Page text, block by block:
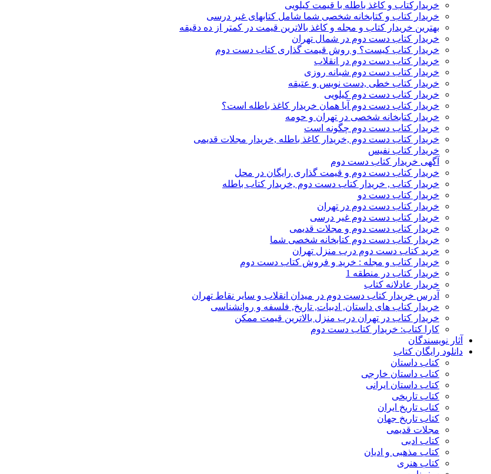
خریدارکتاب و کاغذ باطله با قیمت کیلویی
خریدار کتاب و کتابخانه شخصی شما شامل کتابهای غیر درسی
بهترین خریدار کتاب و مجله و کاغذ بالاترین قیمت در کمتر از ده دقیقه
خریدار کتاب دست دوم در شمال تهران
خریدار کتاب کیست؟ و روش قیمت گذاری کتاب دست دوم
خریدار کتاب دست دوم در انقلاب
خریدار کتاب دست دوم شبانه روزی
خریدار کتاب خطی ,دست نویس و عتیقه
خریدار کتاب دست دوم کیلویی
خریدار کتاب دست دوم آیا همان خریدار کاغذ باطله است؟
خریدار کتابخانه شخصی در تهران و حومه
خریدار کتاب دست دوم چگونه است
خریدار کتاب دست دوم ,خریدار کاغذ باطله ,خریدار مجلات قدیمی
خریدار کتاب نفیس
آگهی خریدار کتاب دست دوم
خریدار کتاب دست دوم و قیمت گذاری رایگان در محل
خریدار کتاب , خریدار کتاب دست دوم ,خریدار کتاب باطله
خریدار کتاب دست دو
خریدار کتاب دست دوم در تهران
خریدار کتاب دست دوم غیر درسی
خریدار کتاب دست دوم و مجلات قدیمی
خریدار کتاب دست دوم کتابخانه شخصی شما
خرید کتاب دست دوم درب منزل تهران
خریدار کتاب و مجله : خرید و فروش کتاب دست دوم
خریدار کتاب در منطقه 1
خریدار عادلانه کتاب
آدرس خریدار کتاب دست دوم در میدان انقلاب و سایر نقاط تهران
خریدار کتاب های داستان, ادبیات, تاریخ, فلسفه و روانشناسی
خریدار کتاب در تهران درب منزل بالاترین قیمت ممکن
کارا کتاب: خریدار کتاب دست دوم
آثار نویسندگان
دانلود رایگان کتاب
کتاب داستان
کتاب داستان خارجی
کتاب داستان ایرانی
کتاب تاریخی
کتاب تاریخ ایران
کتاب تاریخ جهان
مجلات قدیمی
کتاب ادبی
کتاب مذهبی و ادیان
کتاب هنری